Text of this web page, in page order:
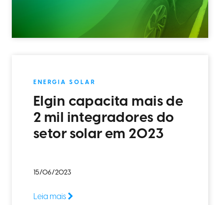
ENERGIA SOLAR
Elgin capacita mais de
2 mil integradores do
setor solar em 2023
15/06/2023
Leia mais